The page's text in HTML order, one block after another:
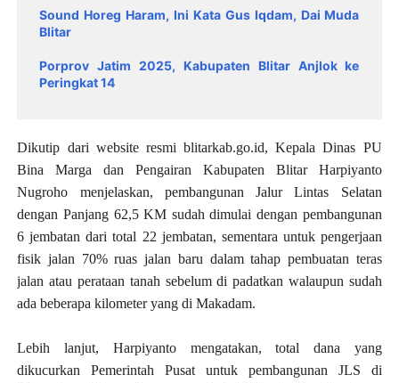
Sound Horeg Haram, Ini Kata Gus Iqdam, Dai Muda
Blitar
Porprov Jatim 2025, Kabupaten Blitar Anjlok ke
Peringkat 14
Dikutip dari website resmi blitarkab.go.id, Kepala Dinas PU
Bina Marga dan Pengairan Kabupaten Blitar Harpiyanto
Nugroho menjelaskan, pembangunan Jalur Lintas Selatan
dengan Panjang 62,5 KM sudah dimulai dengan pembangunan
6 jembatan dari total 22 jembatan, sementara untuk pengerjaan
fisik jalan 70% ruas jalan baru dalam tahap pembuatan teras
jalan atau perataan tanah sebelum di padatkan walaupun sudah
ada beberapa kilometer yang di Makadam.
Lebih lanjut, Harpiyanto mengatakan, total dana yang
dikucurkan Pemerintah Pusat untuk pembangunan JLS di